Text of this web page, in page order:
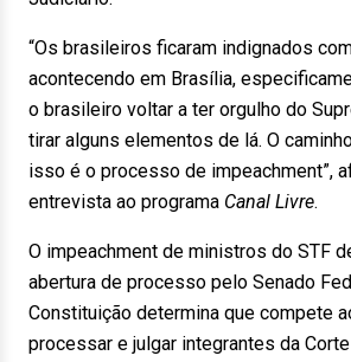
“Os brasileiros ficaram indignados
acontecendo em Brasília,
o brasileiro voltar a ter orgulho do
tirar alguns elementos de lá. O
isso é o processo de impeachment”,
entrevista ao programa Canal Livre.
O impeachment de ministros do STF
abertura de processo pelo Senado
Constituição determina que compete
processar e julgar integrantes da